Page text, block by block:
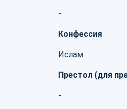
-
Конфессия
Ислам
Престол (для
-